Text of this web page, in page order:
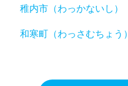
稚内市（わっかないし）
和寒町（わっさむちょう）